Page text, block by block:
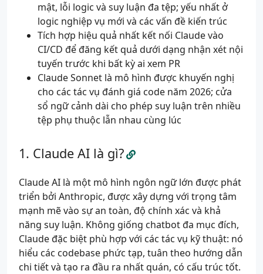
mật, lỗi logic và suy luận đa tệp; yếu nhất ở
logic nghiệp vụ mới và các vấn đề kiến trúc
Tích hợp hiệu quả nhất kết nối Claude vào
CI/CD để đăng kết quả dưới dạng nhận xét nội
tuyến trước khi bất kỳ ai xem PR
Claude Sonnet là mô hình được khuyến nghị
cho các tác vụ đánh giá code năm 2026; cửa
sổ ngữ cảnh dài cho phép suy luận trên nhiều
tệp phụ thuộc lẫn nhau cùng lúc
Claude AI là gì?
Claude AI là một mô hình ngôn ngữ lớn được phát
triển bởi Anthropic, được xây dựng với trọng tâm
mạnh mẽ vào sự an toàn, độ chính xác và khả
năng suy luận. Không giống chatbot đa mục đích,
Claude đặc biệt phù hợp với các tác vụ kỹ thuật: nó
hiểu các codebase phức tạp, tuân theo hướng dẫn
chi tiết và tạo ra đầu ra nhất quán, có cấu trúc tốt.